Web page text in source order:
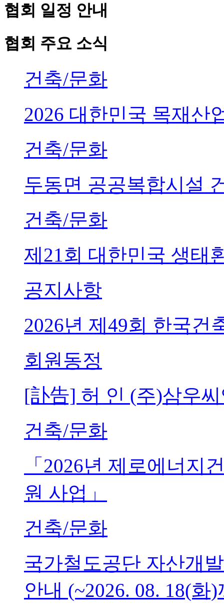
협회 일정 안내
협회 주요 소식
건축/문화
2026 대한민국 목재산
건축/문화
두동면 공공복합시설
건축/문화
제21회 대한민국 생태
공지사항
2026년 제49회 한국건
회원동정
[訃告] 허 인 (주)삼우
건축/문화
「2026년 제로에너지
원 사업」
건축/문화
국가철도공단 자산개
안내 (~2026. 08. 18(화